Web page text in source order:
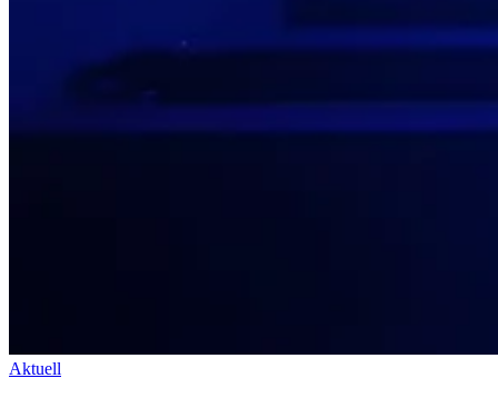
Aktuell